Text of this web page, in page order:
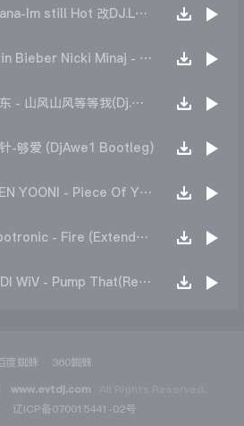
【沈风外文】Luciana-Im still Hot 改DJ.LoZe
【沈风外文】Justin Bieber Nicki Minaj - Beauty And A Beat (DjHope小春 Extended Mix)
【沈风中文】万海东 - 山风山风等等我(Dj.阿洋 Extended Mix)
针-够爱 (DjAwe1 Bootleg)
【韩风弹跳】VEEEN YOONI - Piece Of Your Heart (Remix)
【韩风弹跳】Turbotronic - Fire (Extended Mix)
【韩风弹跳】TENDI WiV - Pump That(Remix)
度蜘蛛 360蜘蛛
www.evtdj.com
辽ICP备070015441-02号